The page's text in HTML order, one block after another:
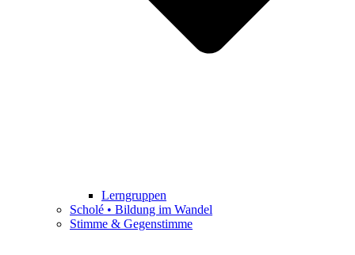
Lerngruppen
Scholé • Bildung im Wandel
Stimme & Gegenstimme